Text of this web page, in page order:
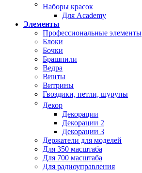
Наборы красок
Для Academy
Элементы
Профессиональные элементы
Блоки
Бочки
Брашпили
Ведра
Винты
Витрины
Гвоздики, петли, шурупы
Декор
Декорации
Декорации 2
Декорации 3
Держатели для моделей
Для 350 масштаба
Для 700 масштаба
Для радиоуправления